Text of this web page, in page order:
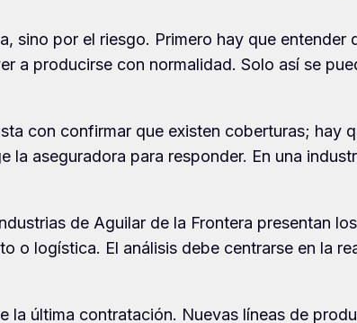
sino por el riesgo. Primero hay que entender
a producirse con normalidad. Solo así se
con confirmar que existen coberturas; hay
aseguradora para responder. En una
de Aguilar de la Frontera presentan
o logística. El análisis debe centrarse en la
última contratación. Nuevas líneas de